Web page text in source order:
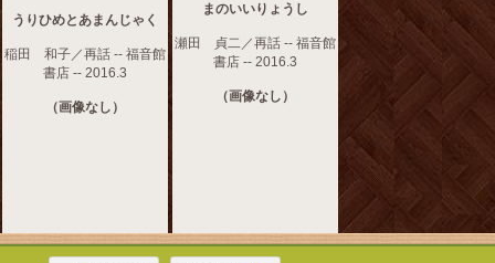
うりひめとあまんじゃく
稲田 和子／再話 -- 福音館
書店 -- 2016.3
（画像なし）
まのいいりょうし
瀬田 貞二／再話 -- 福音館
書店 -- 2016.3
（画像なし）